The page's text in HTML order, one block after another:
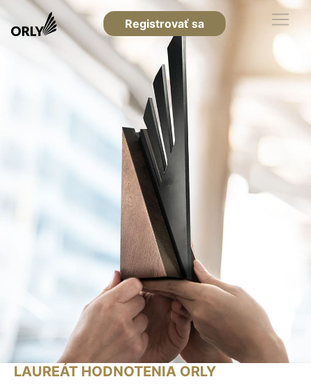
Registrovať sa
LAUREÁT HODNOTENIA ORLY